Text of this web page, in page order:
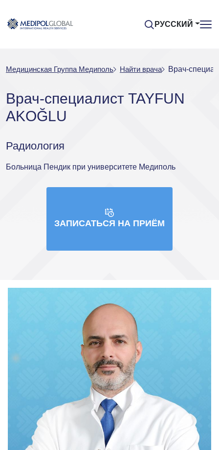
РУССКИЙ
Медицинская Группа Медиполь Найти врача Врач-
Врач-специалист TAYFUN
AKOĞLU
Радиология
Больница Пендик при университете Медиполь
ЗАПИСАТЬСЯ НА ПРИЁМ